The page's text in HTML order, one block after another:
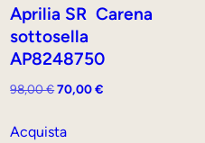
Aprilia SR Carena
sottosella
AP8248750
98,00€Il
originale
70,00€
Acquista